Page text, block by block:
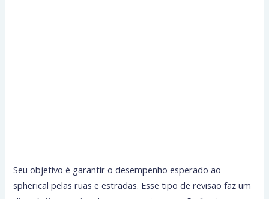
Seu objetivo é garantir o desempenho esperado ao
spherical pelas ruas e estradas. Esse tipo de revisão faz um